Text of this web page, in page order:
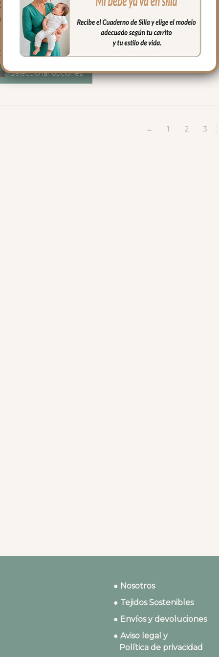
Interiores de
Universales
Elefante
49.50€
Seleccionar opciones
← 1 2 3
● Nosotros
● Tejidos Sostenibles
● Envíos y devoluciones
● Aviso legal y
Política de privacidad